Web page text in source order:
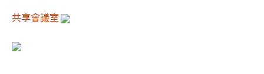
共享會議室